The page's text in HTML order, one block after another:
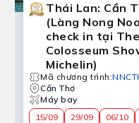
Thái Lan: Cần
(Làng Nong
check in tại
Colosseum
Michelin)
Mã chương trình:
Cần Thơ
Máy bay
15/09
29/09 06/10